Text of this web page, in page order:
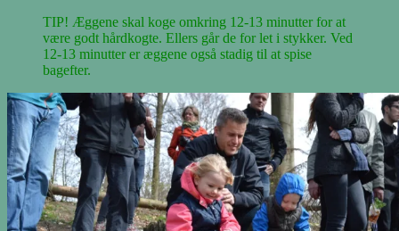
TIP! Æggene skal koge omkring 12-13 minutter for at
være godt hårdkogte. Ellers går de for let i stykker. Ved
12-13 minutter er æggene også stadig til at spise
bagefter.